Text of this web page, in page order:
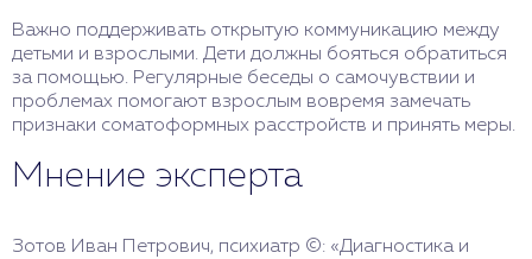
Важно поддерживать открытую коммуникацию между
детьми и взрослыми. Дети должны бояться обратиться
за помощью. Регулярные беседы о самочувствии и
проблемах помогают взрослым вовремя замечать
признаки соматоформных расстройств и принять меры.
Мнение эксперта
Зотов Иван Петрович, психиатр ©: «Диагностика и